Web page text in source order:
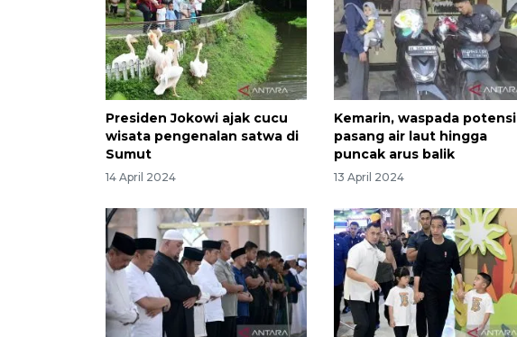
Presiden Jokowi ajak cucu
wisata pengenalan satwa di
Sumut
14 April 2024
Kemarin, waspada potensi
pasang air laut hingga
puncak arus balik
13 April 2024